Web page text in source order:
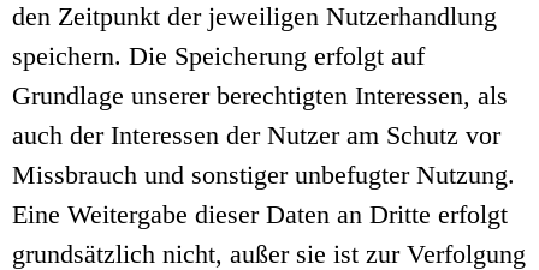
den Zeitpunkt der jeweiligen Nutzerhandlung
speichern. Die Speicherung erfolgt auf
Grundlage unserer berechtigten Interessen, als
auch der Interessen der Nutzer am Schutz vor
Missbrauch und sonstiger unbefugter Nutzung.
Eine Weitergabe dieser Daten an Dritte erfolgt
grundsätzlich nicht, außer sie ist zur Verfolgung